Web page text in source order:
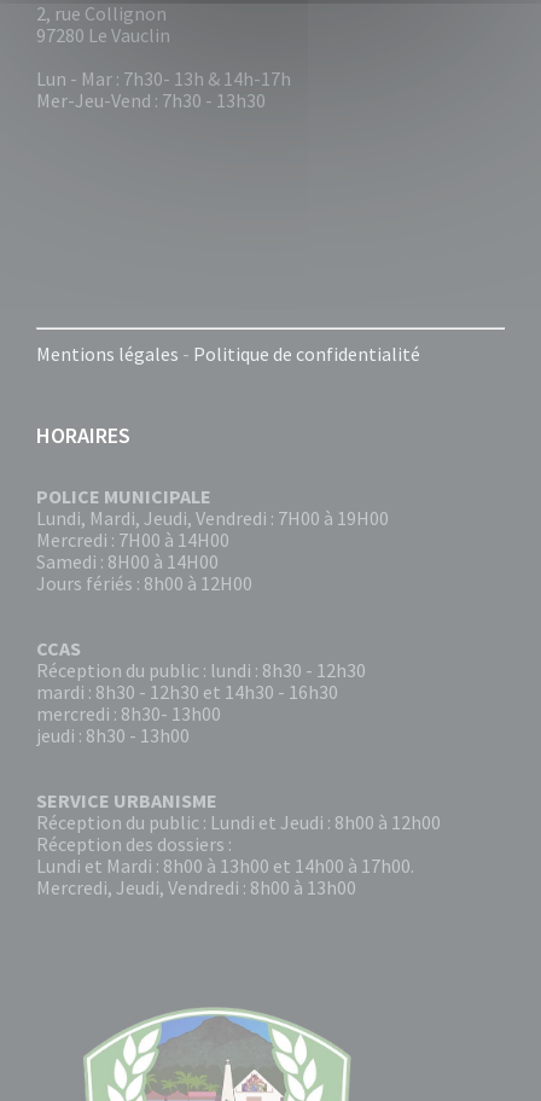
2, rue Collignon
97280 Le Vauclin
Lun - Mar : 7h30- 13h & 14h-17h
Mer-Jeu-Vend : 7h30 - 13h30
Mentions légales - Politique de confidentialité
HORAIRES
POLICE MUNICIPALE
Lundi, Mardi, Jeudi, Vendredi : 7H00 à 19H00
Mercredi : 7H00 à 14H00
Samedi : 8H00 à 14H00
Jours fériés : 8h00 à 12H00
CCAS
Réception du public : lundi : 8h30 - 12h30
mardi : 8h30 - 12h30 et 14h30 - 16h30
mercredi : 8h30- 13h00
jeudi : 8h30 - 13h00
SERVICE URBANISME
Réception du public : Lundi et Jeudi : 8h00 à 12h00
Réception des dossiers :
Lundi et Mardi : 8h00 à 13h00 et 14h00 à 17h00.
Mercredi, Jeudi, Vendredi : 8h00 à 13h00